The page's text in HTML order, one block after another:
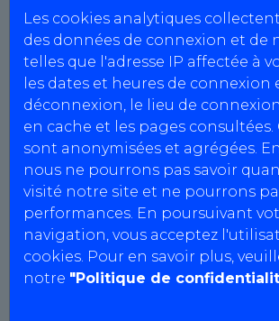
Les cookies analytiques
des données de connexion et de
telles que l'adresse IP affectée à
les dates et heures de connexion
déconnexion, le lieu de
en cache et les pages consultées.
sont anonymisées et agrégées.
nous ne pourrons pas savoir
visité notre site et ne pourrons
performances. En poursuivant
navigation, vous acceptez
cookies. Pour en savoir plus,
notre "Politique de
ainsi enregistrées dans des
installés sur votre terminal,
votre consentement lors de
consultation du site (bannière
paramétrages concernant les
être modifiés à tout
conditions décrites ci-dessous.
un petit fichier texte
ordinateur, smartphone ou
de votre navigateur Internet.
(cookies de session) ou
sont enregistrés sur le disque
terminal lorsque vous visitez